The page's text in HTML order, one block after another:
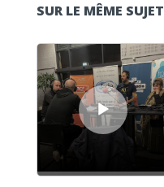
SUR LE MÊME SUJET
Lecteur audio